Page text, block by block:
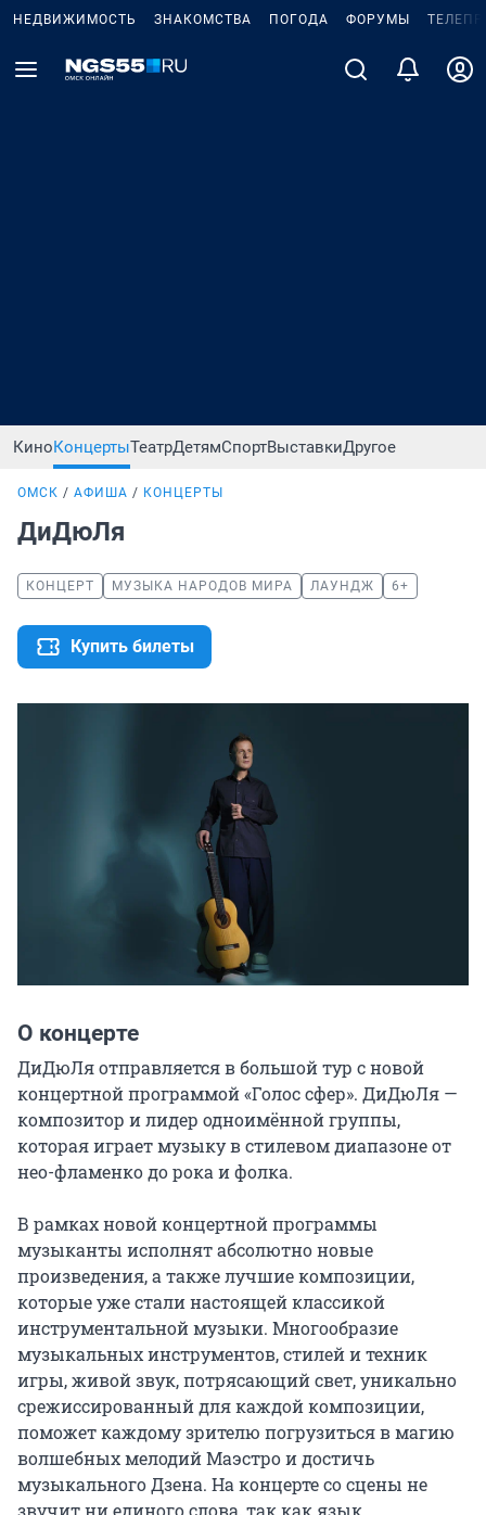
НЕДВИЖИМОСТЬ ЗНАКОМСТВА ПОГОДА ФОРУМЫ
КиноКонцертыТеатрДетямСпортВыставкиДругое
ОМСК АФИША КОНЦЕРТЫ
ДиДюЛя
КОНЦЕРТ МУЗЫКА НАРОДОВ МИРА ЛАУНДЖ 6+
Купить билеты
О концерте
ДиДюЛя отправляется в большой тур с новой
концертной программой «Голос сфер». ДиДюЛя —
композитор и лидер одноимённой группы,
которая играет музыку в стилевом диапазоне от
нео-фламенко до рока и фолка.
В рамках новой концертной программы
музыканты исполнят абсолютно новые
произведения, а также лучшие композиции,
которые уже стали настоящей классикой
инструментальной музыки. Многообразие
музыкальных инструментов, стилей и техник
игры, живой звук, потрясающий свет, уникально
срежиссированный для каждой композиции,
поможет каждому зрителю погрузиться в магию
волшебных мелодий Маэстро и достичь
музыкального Дзена. На концерте со сцены не
звучит ни единого слова, так как язык